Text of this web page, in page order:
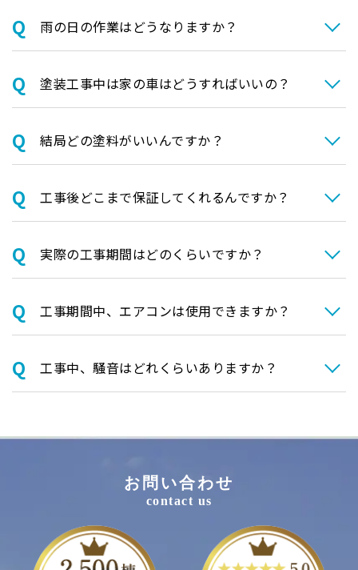
⾬の日の作業はどうなりますか？
塗装⼯事中は家の⾞はどうすればいいの？
結局どの塗料がいいんですか？
⼯事後どこまで保証してくれるんですか？
実際の⼯事期間はどのくらいですか？
⼯事期間中、エアコンは使⽤できますか？
⼯事中、騒⾳はどれくらいありますか？
お問い合わせ
contact us